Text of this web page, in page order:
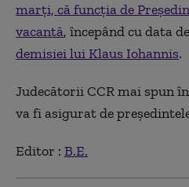
marţi, că funcţia de
vacantă, începând cu data
demisiei lui Klaus Iohannis.
Judecătorii CCR mai spun
va fi asigurat de
Editor : B.E.